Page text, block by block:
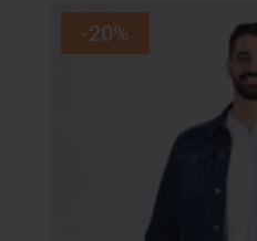
-20%